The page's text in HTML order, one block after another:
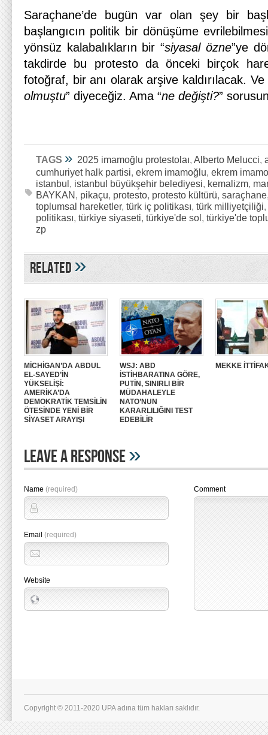
Saraçhane’de bugün var olan şey bir
başlangıcın politik bir dönüşüme
yönsüz kalabalıkların bir “siyasal özne”ye
takdirde bu protesto da önceki birçok
fotoğraf, bir anı olarak arşive kaldırılacak.
olmuştu” diyeceğiz. Ama “ne değişti?”
TAGS » 2025 imamoğlu protestolaı, Alberto Melucci,
cumhuriyet halk partisi, ekrem imamoğlu, ekrem
istanbul, istanbul büyükşehir belediyesi, kemalizm,
BAYKAN, pikaçu, protesto, protesto kültürü, saraçhane
toplumsal hareketler, türk iç politikası, türk milliyetçiliği,
politikası, türkiye siyaseti, türkiye'de sol, türkiye'de
zp
Related»
MİCHİGAN’DA ABDUL
EL-SAYED’İN
YÜKSELİŞİ:
AMERİKA’DA
DEMOKRATİK TEMSİLİN
ÖTESİNDE YENİ BİR
SİYASET ARAYIŞI
WSJ: ABD
İSTİHBARATINA GÖRE,
PUTİN, SINIRLI BİR
MÜDAHALEYLE
NATO’NUN
KARARLILIĞINI TEST
EDEBİLİR
MEKKE
Leave A Response»
Name (required)
Email (required)
Website
Comment
Copyright © 2011-2020 UPA adına tüm hakları saklıdır.